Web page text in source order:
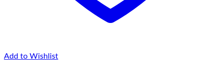
Add to Wishlist